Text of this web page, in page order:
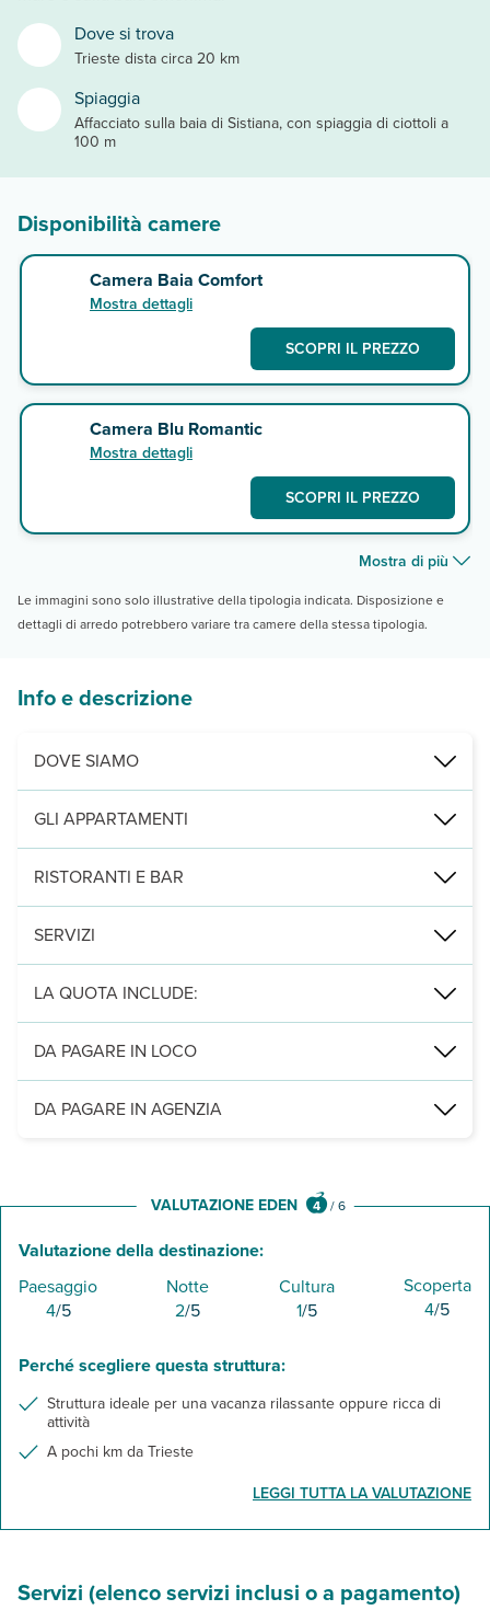
Dove si trova
Trieste dista circa 20 km
Spiaggia
Affacciato sulla baia di Sistiana, con spiaggia di ciottoli a
100 m
Disponibilità camere
Camera Baia Comfort
Mostra dettagli
SCOPRI IL PREZZO
Camera Blu Romantic
Mostra dettagli
SCOPRI IL PREZZO
Mostra di più
Le immagini sono solo illustrative della tipologia indicata. Disposizione e
dettagli di arredo potrebbero variare tra camere della stessa tipologia.
Info e descrizione
DOVE SIAMO
a 2 km da Duino e 20 km da Trieste.
GLI APPARTAMENTI
le mobile home sono inserite nello scenografico Parco della
RISTORANTI E BAR
a pagamento: Bar Rilke affacciato sull’omonimo sentiero per
SERVIZI
navetta per la spiaggia (non gestita direttamente). A
LA QUOTA INCLUDE:
locazione della sistemazione, consumi energetici, parcheggio
DA PAGARE IN LOCO
Servizi obbligatori:animali di piccola e media taglia (massimo
DA PAGARE IN AGENZIA
VALUTAZIONE EDEN 4 /6
Valutazione della destinazione:
Paesaggio
4/5
Notte
2/5
Cultura
1/5
Scoperta
4/5
Perché scegliere questa struttura:
Struttura ideale per una vacanza rilassante oppure ricca di
attività
A pochi km da Trieste
LEGGI TUTTA LA VALUTAZIONE
Servizi (elenco servizi inclusi o a pagamento)